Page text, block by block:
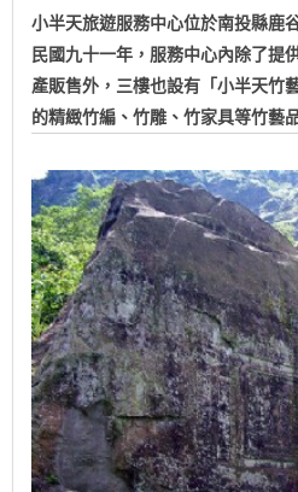
小半天旅遊服務中心位於南投縣鹿
民國九十一年，服務中心內除了提
產販售外，三樓也設有「小半天竹
的精緻竹編、竹雕、竹家具等竹藝